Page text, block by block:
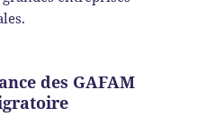
des GAFAM